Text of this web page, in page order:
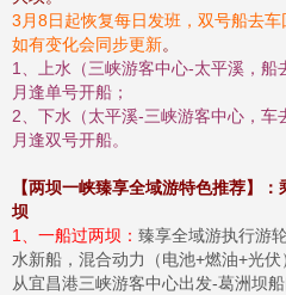
3月8日起恢复每日发班，双号船去车
如有变化会同步更新。
1、上水（三峡游客中心-太平溪，
月逢单号开船；
2、下水（太平溪-三峡游客中心，
月逢双号开船。
【两坝一峡臻享全域游特色推荐】
坝
1、一船过两坝： 臻享全域游执行游
水新船，混合动力（电池+燃油+光伏
从宜昌港三峡游客中心出发-葛洲坝